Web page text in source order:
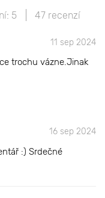
5 47 recenzí
11 sep 2024
trochu vázne.Jinak
16 sep 2024
:) Srdečné